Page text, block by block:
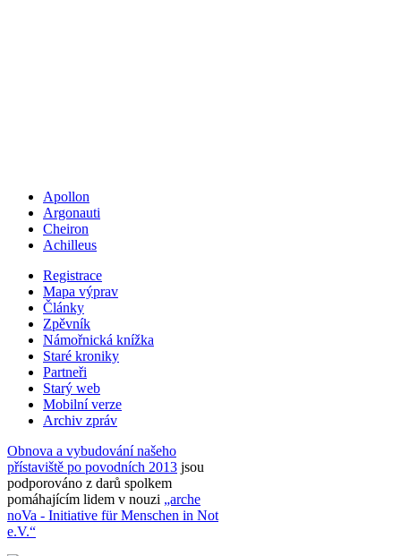
Apollon
Argonauti
Cheiron
Achilleus
Registrace
Mapa výprav
Články
Zpěvník
Námořnická knížka
Staré kroniky
Partneři
Starý web
Mobilní verze
Archiv zpráv
Obnova a vybudování našeho
přístaviště po povodních 2013 jsou
podporováno z darů spolkem
pomáhajícím lidem v nouzi „arche
noVa - Initiative für Menschen in Not
e.V.“